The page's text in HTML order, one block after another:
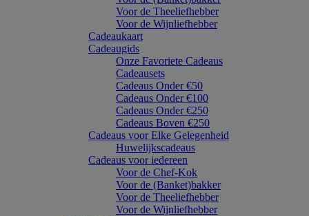
Voor de Theeliefhebber
Voor de Wijnliefhebber
Cadeaukaart
Cadeaugids
Onze Favoriete Cadeaus
Cadeausets
Cadeaus Onder €50
Cadeaus Onder €100
Cadeaus Onder €250
Cadeaus Boven €250
Cadeaus voor Elke Gelegenheid
Huwelijkscadeaus
Cadeaus voor iedereen
Voor de Chef-Kok
Voor de (Banket)bakker
Voor de Theeliefhebber
Voor de Wijnliefhebber